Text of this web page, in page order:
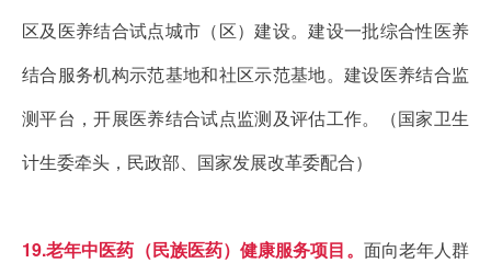
区及医养结合试点城市（区）建设。建设一批综合性医养
结合服务机构示范基地和社区示范基地。建设医养结合监
测平台，开展医养结合试点监测及评估工作。（国家卫生
计生委牵头，民政部、国家发展改革委配合）
19.老年中医药（民族医药）健康服务项目。 面向老年人群